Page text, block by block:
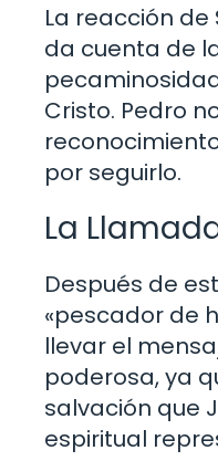
La reacción
da cuenta de
Cristo. Pedro
por seguirlo.
La
Después de
«pescador de
llevar el
poderosa, ya
salvación que
espiritual